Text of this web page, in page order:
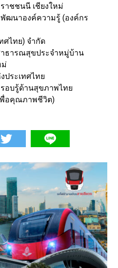
าชชนนี เชียงใหม่
ฒนาองค์ความรู้ (องค์กร
ศไทย) จำกัด
ธารณสุขประจำหมู่บ้าน
ม่
ระเทศไทย
อบรู้ด้านสุขภาพไทย
พื่อคุณภาพชีวิต)